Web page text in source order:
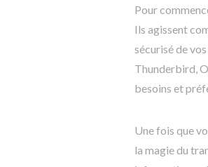
Pour
Ils agissent
sécurisé de
Thunderbird,
besoins et
Une fois que
la magie du